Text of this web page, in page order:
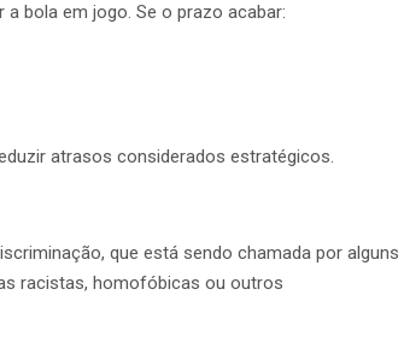
bola em jogo. Se o prazo acabar:
atrasos considerados estratégicos.
que está sendo chamada por alguns
racistas, homofóbicas ou outros